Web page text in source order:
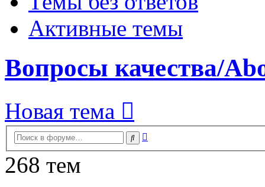
Активные темы
Вопросы качества/
Новая тема
Поиск
268 тем